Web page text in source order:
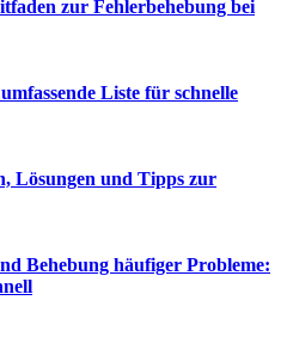
zur Fehlerbehebung bei
Liste für schnelle
Lösungen und Tipps zur
Behebung häufiger Probleme: